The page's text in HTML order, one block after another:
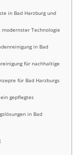
in Bad Harzburg und
modernster Technologie
in Bad
für nachhaltige
für Bad Harzburgs
gepflegtes
in Bad